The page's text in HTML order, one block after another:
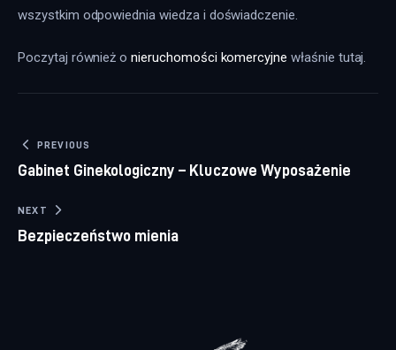
wszystkim odpowiednia wiedza i doświadczenie.
Poczytaj również o nieruchomości komercyjne właśnie tutaj.
Nawigacja wpisu
PREVIOUS
Gabinet Ginekologiczny – Kluczowe Wyposażenie
NEXT
Bezpieczeństwo mienia